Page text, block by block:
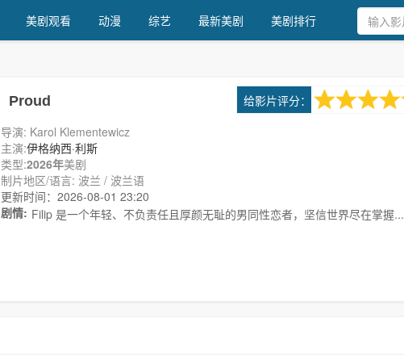
美剧观看 动漫 综艺 最新美剧 美剧排行
给影片评分：
Proud
导演: Karol Klementewicz
主演:伊格纳西·利斯
类型:2026年美剧
制片地区/语言: 波兰 / 波兰语
更新时间：2026-08-01 23:20
剧情: Filip 是一个年轻、不负责任且厚颜无耻的男同性恋者，坚信世界尽在掌握...